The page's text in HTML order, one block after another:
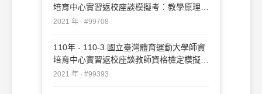
培育中心實習返校座談模擬考：教學原理與
制度#99708
2021 年 · #99708
110年 - 110-3 國立臺灣體育運動大學師資
培育中心實習返校座談教師資格檢定模擬考
試卷：中等學校課程與教學#99393
2021 年 · #99393